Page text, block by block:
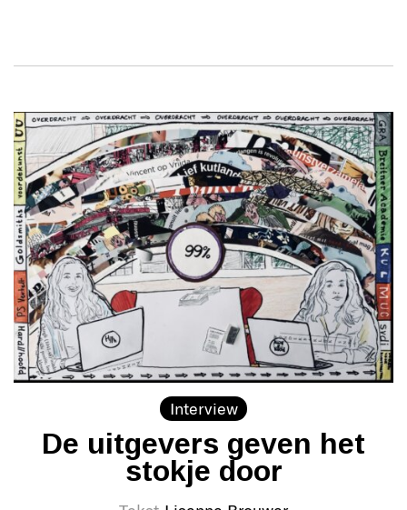
Interview
De uitgevers geven het
stokje door